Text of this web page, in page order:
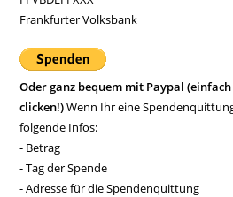
Frankfurter Volksbank
Oder ganz bequem mit Paypal
clicken!)Wenn Ihr eine
folgende Infos:
- Betrag
- Tag der Spende
- Adresse für die Spendenquittung